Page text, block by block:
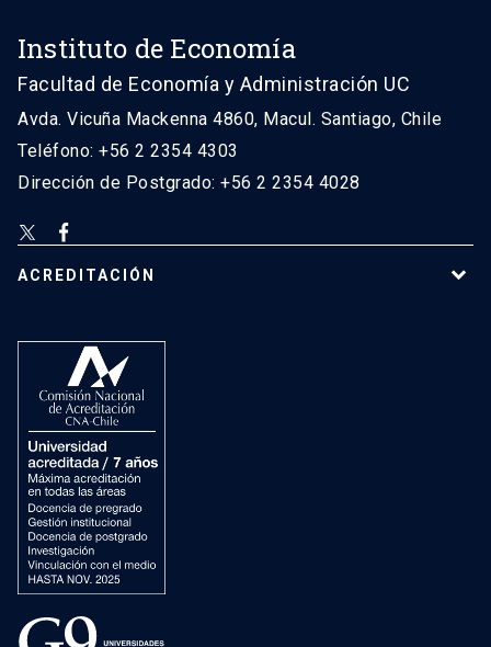
Instituto de Economía
Facultad de Economía y Administración UC
Avda. Vicuña Mackenna 4860, Macul. Santiago, Chile
Teléfono: +56 2 2354 4303
Dirección de Postgrado: +56 2 2354 4028
ACREDITACIÓN